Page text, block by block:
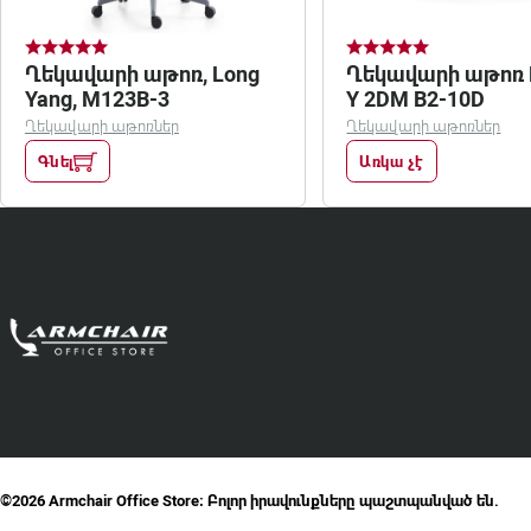
Ղեկավարի աթոռ, Long
Yang, M123B-3
Ղեկավարի աթոռներ
Գնել
Ղեկավարի աթոռ
Y 2DM B2-10D
Ղեկավարի աթոռներ
Առկա չէ
©2026 Armchair Office Store։ Բոլոր իրավունքները պաշտպանված են.